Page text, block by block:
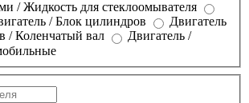
/ Жидкость для стеклоомывателя
/ Блок цилиндров
Двигатель
/ Коленчатый вал
Двигатель /